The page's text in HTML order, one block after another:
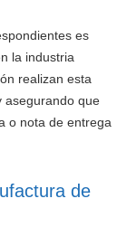
es
la industria
realizan esta
asegurando que
o nota de entrega
de